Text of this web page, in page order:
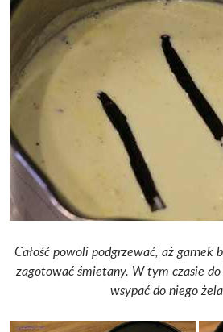
Całość powoli podgrzewać, aż garnek
zagotować śmietany. W tym czasie
wsypać do niego